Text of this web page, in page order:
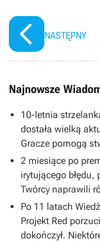
NASTĘPNY
Najnowsze
10-letnia
dostała wielką
Gracze pomogą
2 miesiące po
irytującego błędu,
Twórcy naprawili
Po 11 latach
Projekt Red
dokończył.